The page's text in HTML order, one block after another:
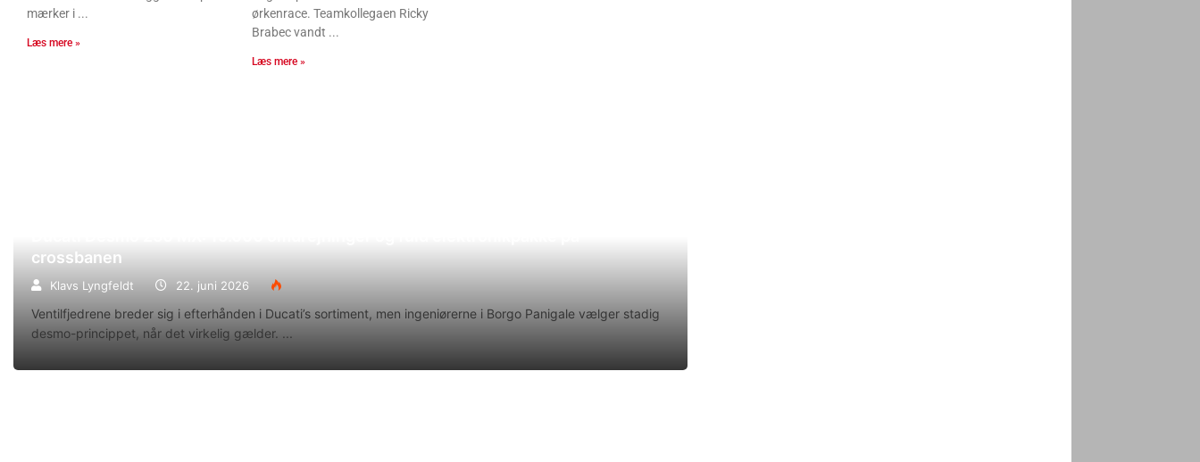
mærker i
Læs mere »
ørkenrace. Teamkollegaen Ricky
Brabec vandt
Læs mere »
crossbanen
Klavs Lyngfeldt 22. juni 2026
Ventilfjedrene breder sig i efterhånden i Ducati’s sortiment, men ingeniørerne i Borgo Panigale vælger stadig
desmo-princippet, når det virkelig gælder.